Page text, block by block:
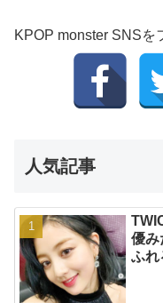
KPOP monster SNSを
人気記事
優み
ふれ